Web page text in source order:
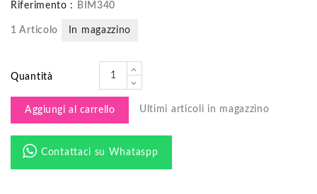
Riferimento : BIM340
1 Articolo In magazzino
Quantità
Aggiungi al carrello Ultimi articoli in magazzino
Contattaci su Whataspp